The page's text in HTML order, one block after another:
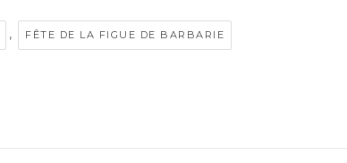
, FÊTE DE LA FIGUE DE BARBARIE